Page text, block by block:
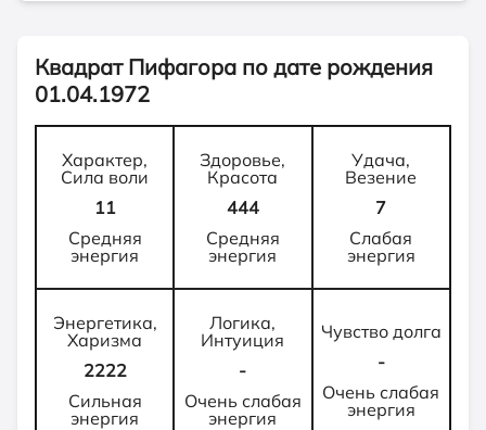
Квадрат Пифагора по дате рождения
01.04.1972
Характер,
Сила воли
11
Средняя
энергия
Здоровье,
Красота
444
Средняя
энергия
Удача,
Везение
7
Слабая
энергия
Энергетика,
Харизма
2222
Сильная
энергия
Логика,
Интуиция
-
Очень слабая
энергия
Чувство долга
-
Очень слабая
энергия